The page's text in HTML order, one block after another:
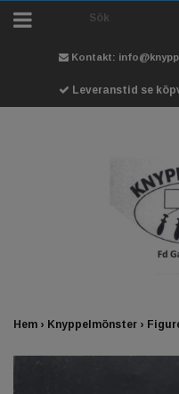
Kontakt:
Leveranstid se
Hem › Knyppelmönster ›